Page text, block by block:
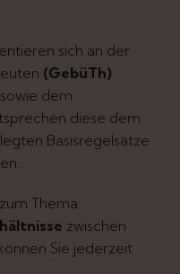
sich an der
(GebüTh).
dem
diese dem
Basisregelsätze
Thema
zwischen
Sie jederzeit